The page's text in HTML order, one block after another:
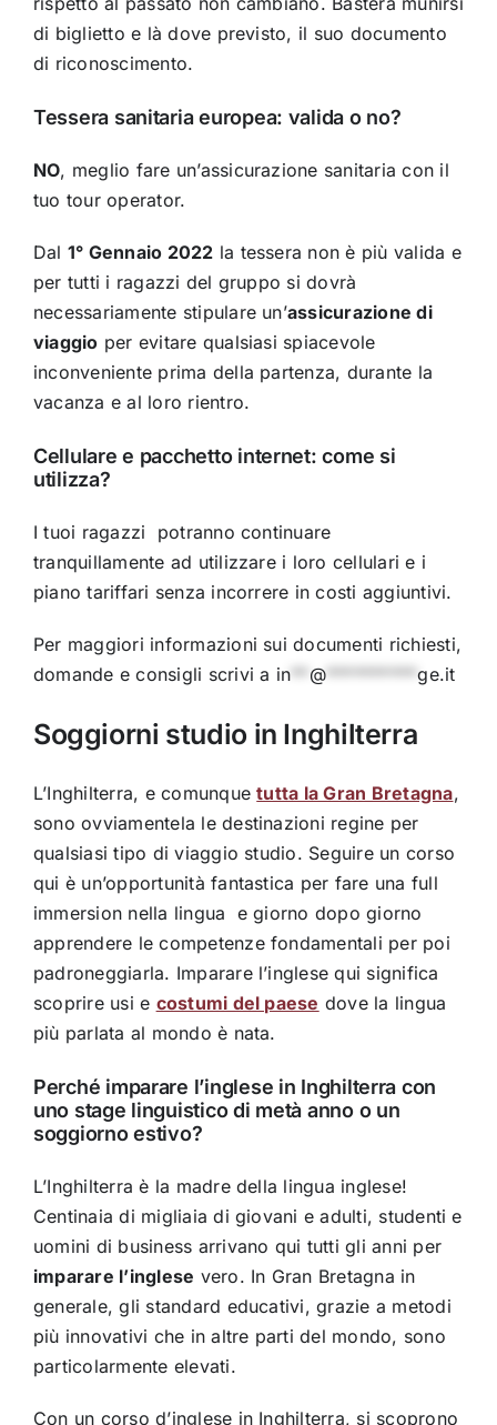
di biglietto e là dove previsto, il suo documento
di riconoscimento.
Tessera sanitaria europea: valida o no?
NO, meglio fare un’assicurazione sanitaria con il
tuo tour operator.
Dal 1° Gennaio 2022 la tessera non è più valida e
per tutti i ragazzi del gruppo si dovrà
necessariamente stipulare un’assicurazione di
viaggio per evitare qualsiasi spiacevole
inconveniente prima della partenza, durante la
vacanza e al loro rientro.
Cellulare e pacchetto internet: come si
utilizza?
I tuoi ragazzi potranno continuare
tranquillamente ad utilizzare i loro cellulari e i
piano tariffari senza incorrere in costi aggiuntivi.
Per maggiori informazioni sui documenti richiesti,
domande e consigli scrivi a in @**********ge.it
Soggiorni studio in Inghilterra
L’Inghilterra, e comunquetutta la Gran Bretagna,
sono ovviamentela le destinazioni regine per
qualsiasi tipo di viaggio studio. Seguire un corso
qui è un’opportunità fantastica per fare una full
immersion nella lingua e giorno dopo giorno
apprendere le competenze fondamentali per poi
padroneggiarla. Imparare l’inglese qui significa
scoprire usi e costumi del paese dove la lingua
più parlata al mondo è nata.
Perché imparare l’inglese in Inghilterra con
uno stage linguistico di metà anno o un
soggiorno estivo?
L’Inghilterra è la madre della lingua inglese!
Centinaia di migliaia di giovani e adulti, studenti e
uomini di business arrivano qui tutti gli anni per
imparare l’inglese vero. In Gran Bretagna in
generale, gli standard educativi, grazie a metodi
più innovativi che in altre parti del mondo, sono
particolarmente elevati.
Con un corso d’inglese in Inghilterra, si scoprono